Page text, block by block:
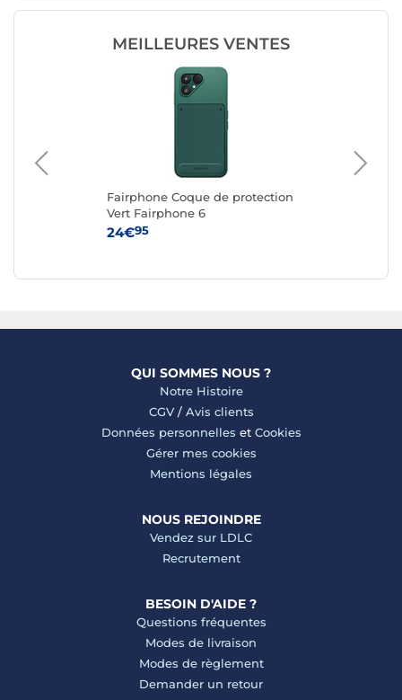
MEILLEURES VENTES
Fairphone Coque de protection
Vert Fairphone 6
24€95
QUI SOMMES NOUS ?
Notre Histoire
CGV/ Avis clients
Données personnelles et Cookies
Gérer mes cookies
Mentions légales
NOUS REJOINDRE
Vendez sur LDLC
Recrutement
BESOIN D'AIDE ?
Questions fréquentes
Modes de livraison
Modes de règlement
Demander un retour